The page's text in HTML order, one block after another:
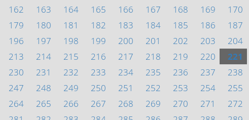
162 163 164 165 166 167 168 169 170
179 180 181 182 183 184 185 186 187
196 197 198 199 200 201 202 203 204
213 214 215 216 217 218 219 220 221
230 231 232 233 234 235 236 237 238
247 248 249 250 251 252 253 254 255
264 265 266 267 268 269 270 271 272